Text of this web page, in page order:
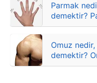
Parmak
demektir?
ilgili
Omuz nedir,
demektir?
atasözleri,